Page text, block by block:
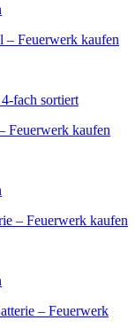
– Feuerwerk kaufen
fach sortiert
Feuerwerk kaufen
– Feuerwerk kaufen
– Feuerwerk